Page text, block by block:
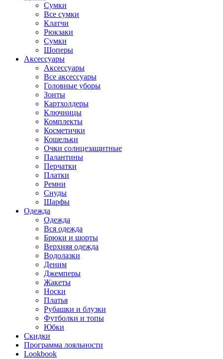
Сумки
Все сумки
Клатчи
Рюкзаки
Сумки
Шоперы
Аксессуары
Аксессуары
Все аксессуары
Головные уборы
Зонты
Картхолдеры
Ключницы
Комплекты
Косметички
Кошельки
Очки солнцезащитные
Палантины
Перчатки
Платки
Ремни
Снуды
Шарфы
Одежда
Одежда
Вся одежда
Брюки и шорты
Верхняя одежда
Водолазки
Деним
Джемперы
Жакеты
Носки
Платья
Рубашки и блузки
Футболки и топы
Юбки
Скидки
Программа лояльности
Lookbook